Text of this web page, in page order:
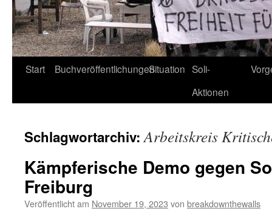
Start BuchveröffentlichungenSituation Soli-
Aktionen
Schlagwortarchiv:Arbeitskreis
Kämpferische Demo gegen
Freiburg
Veröffentlicht am November 19, 2023 von breakdownthewalls